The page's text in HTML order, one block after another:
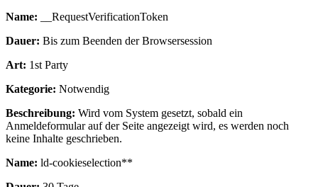
Name: __RequestVerificationToken
Dauer: Bis zum Beenden der Browsersession
Art: 1st Party
Kategorie: Notwendig
Beschreibung: Wird vom System gesetzt, sobald ein
Anmeldeformular auf der Seite angezeigt wird, es werden noch
keine Inhalte geschrieben.
Name: ld-cookieselection**